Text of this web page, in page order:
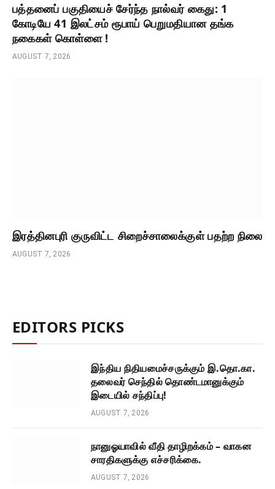
பத்தனைப் பகுதியைச் சேர்ந்த நால்வர் கைது: 1
கோடியே 41 இலட்சம் ரூபாய் பெறுமதியான தங்க
நகைகள் கொள்ளை !
AUGUST 7, 2026
இரத்தினபுரி குருவிட்ட சிறைச்சாலைக்குள் பதற்ற நிலை
AUGUST 7, 2026
EDITORS PICKS
இந்திய நிதியமைச்சருக்கும் இ.தொ.கா.
தலைவர் செந்தில் தொண்டமானுக்கும்
இடையில் சந்திப்பு!
AUGUST 7, 2026
நானுஓயாவில் வீதி தாழிறக்கம் – வாகன
சாரதிகளுக்கு எச்சரிக்கை.
AUGUST 7, 2026